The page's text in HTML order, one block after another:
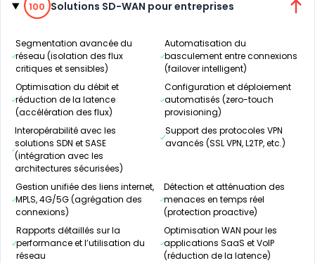
100 Solutions SD-WAN pour entreprises
Segmentation avancée du
réseau (isolation des flux
critiques et sensibles)
Automatisation du
basculement entre connexions
(failover intelligent)
Optimisation du débit et
réduction de la latence
(accélération des flux)
Configuration et déploiement
automatisés (zero-touch
provisioning)
Interopérabilité avec les
solutions SDN et SASE
(intégration avec les
architectures sécurisées)
Support des protocoles VPN
avancés (SSL VPN, L2TP, etc.)
Gestion unifiée des liens internet,
MPLS, 4G/5G (agrégation des
connexions)
Détection et atténuation des
menaces en temps réel
(protection proactive)
Rapports détaillés sur la
performance et l’utilisation du
réseau
Optimisation WAN pour les
applications SaaS et VoIP
(réduction de la latence)